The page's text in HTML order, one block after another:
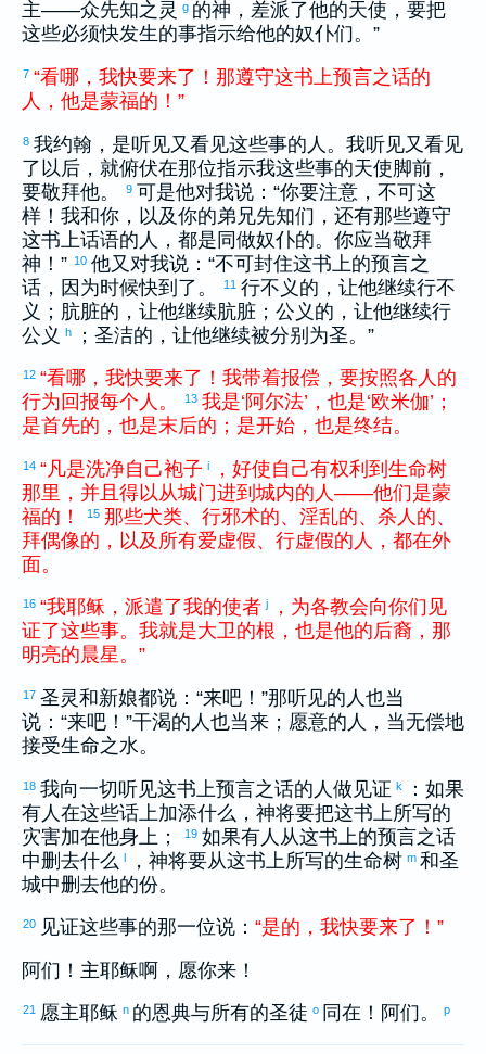
主——众先知之灵 g 的神，差派了他的天使，要把
这些必须快发生的事指示给他的奴仆们。”
7 “看哪 ， 我快要来了 ！ 那遵守这书 上预言之话的
人 ， 他是蒙福的 ！ ”
8 我约翰 ，是听见又看见这些事的人。我听见又看见
了以后，就俯伏在那位指示我这些事的天使脚前，
要敬拜他。
9 可是他对我说：“你要注意，不可这
样！我和你，以及你的弟兄先知们，还有那些遵守
这书上话语的人，都是同做奴仆的。你应当敬拜
神！” 10 他又对我说：“不可封住这书上的预言之
话，因为时候快到了。
11 行不义的，让他继续行不
义；肮脏的，让他继续肮脏；公义的，让他继续行
公义 h ；圣洁的，让他继续被分别为圣。”
12 “看哪 ， 我快要来了 ！ 我带着报偿 ， 要按照各人 的
行为 回报每个 人 。 13 我是‘ 阿尔法’ ， 也是‘欧米伽’ ；
是首先的 ， 也是末后的 ； 是开始 ， 也是终结。
14 “凡是洗净自己袍子 i ， 好使自己有权利 到 生命树
那里 ， 并且 得以 从城门进到 城内的 人 ——他们是蒙
福的 ！ 15 那些犬类、 行邪术的、 淫乱的、 杀人 的、
拜偶像的 ， 以及 所有爱虚假、 行虚假的 人 ， 都在外
面。
16 “我耶稣 ， 派遣了我的使者 j ， 为各教会向你们 见
证了这些事。 我就是大卫的根 ， 也是他的后裔 ， 那
明亮的晨星。 ”
17 圣灵和新娘都说：“来吧！”那听见的人也当
说：“来吧！”干渴的人也当来；愿意的人，当无偿地
接受生命之水。
18 我向一切听见这书上预言之话的人做见证 k
：如果
有人在这些话上加添什么，神将要把这书上所写的
灾害加在他身上；
19 如果有人从这书上的预言之话
中删去什么 l ，神将要从这书上所写的生命树 m 和圣
城中删去他的份。
20 见证这些事的那一位说： “是的 ， 我快要来了 ！ ”
阿们！主耶稣啊，愿你来！
21 愿主耶稣 n 的恩典与所有的圣徒 o 同在！阿们。 p